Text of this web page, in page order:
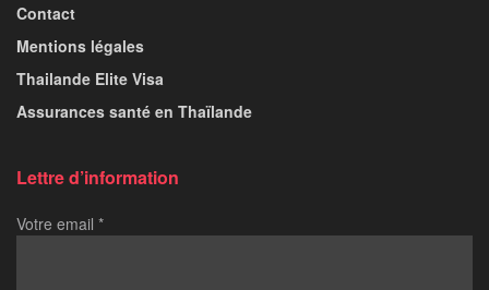
Contact
Mentions légales
Thailande Elite Visa
Assurances santé en Thaïlande
Lettre d’information
Votre email *